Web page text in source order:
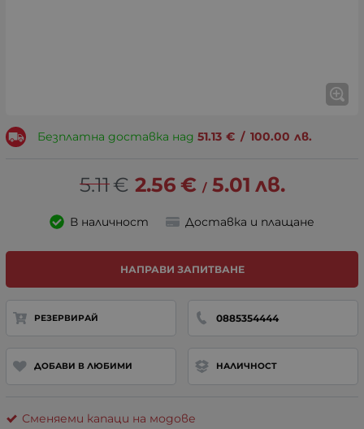
Безплатна доставка над 51.13 € / 100.00 лв.
5.11€ 2.56 € / 5.01 лв.
В наличност Доставка и плащане
НАПРАВИ ЗАПИТВАНЕ
РЕЗЕРВИРАЙ 0885354444
ДОБАВИ В ЛЮБИМИ НАЛИЧНОСТ
Сменяеми капаци на модове